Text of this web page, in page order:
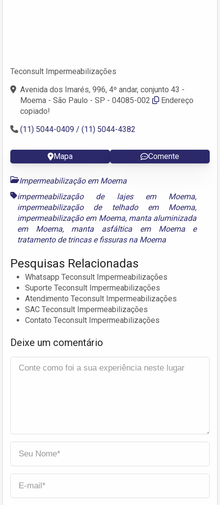
Teconsult Impermeabilizações
Avenida dos Imarés, 996, 4º andar, conjunto 43 -
Moema - São Paulo - SP - 04085-002
Endereço
copiado!
(11) 5044-0409 / (11) 5044-4382
Mapa Comente
Impermeabilização em Moema
impermeabilização de lajes em Moema,
impermeabilização de telhado em Moema,
impermeabilização em Moema, manta aluminizada
em Moema, manta asfáltica em Moemae
tratamento de trincas e fissuras na Moema
Pesquisas Relacionadas
Whatsapp Teconsult Impermeabilizações
Suporte Teconsult Impermeabilizações
Atendimento Teconsult Impermeabilizações
SAC Teconsult Impermeabilizações
Contato Teconsult Impermeabilizações
Deixe um comentário